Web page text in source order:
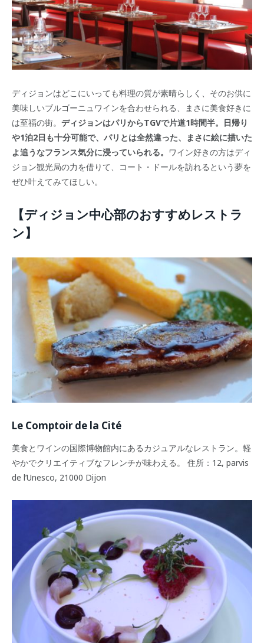
ディジョンはどこにいっても料理の質が素晴らしく、そのお供に
美味しいブルゴーニュワインを合わせられる、まさに美食好きに
は至福の街。 ディジョンはパリからTGVで片道1時間半。日帰り
や1泊2日も十分可能で、パリとは全然違った、まさに絵に描いた
よ追うなフランス気分に浸っていられる。 ワイン好きの方はディ
ジョン観光局の力を借りて、コート・ドールを訪れるという夢を
ぜひ叶えてみてほしい。
【ディジョン中心部のおすすめレストラ
ン】
Le Comptoir de la Cité
美食とワインの国際博物館内にあるカジュアルなレストラン。軽
やかでクリエイティブなフレンチが味わえる。 住所：12, parvis
de l’Unesco, 21000 Dijon